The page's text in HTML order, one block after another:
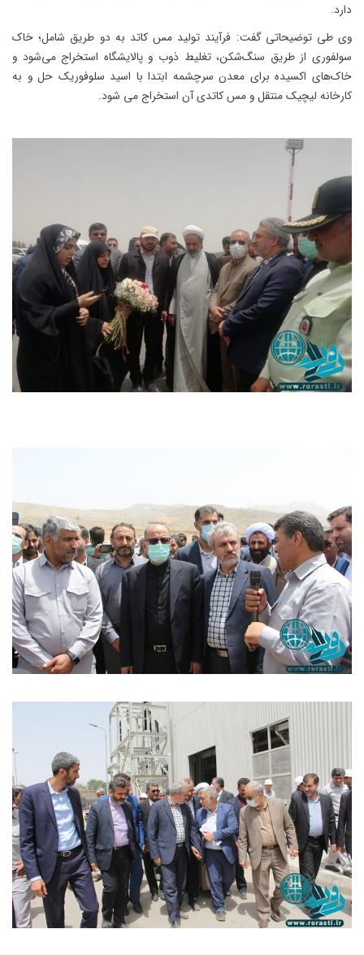
دارد.
وی طی توضیحاتی گفت: فرآیند تولید مس کاتد به دو طریق شامل؛ خاک
سولفوری از طریق سنگ‌شکن، تغلیط ذوب و پالایشگاه استخراج می‌شود و
خاک‌های اکسیده برای معدن سرچشمه ابتدا با اسید سلوفوریک حل و به
کارخانه لیچیک منتقل و مس کاتدی آن استخراج می شود.